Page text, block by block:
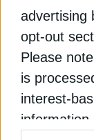
advertising
opt-out
Please
is
interest-
information
ΕΠΙΚΑΙΡΟΤΗΤΑ
Σε 2,5
24 Φεβρουαρίου